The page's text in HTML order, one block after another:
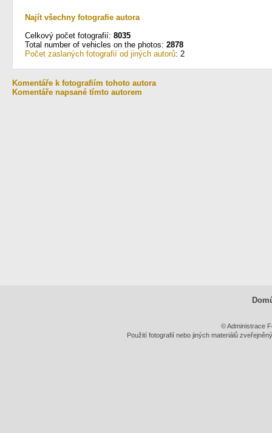
Najít všechny fotografie autora
Celkový počet fotografií: 8035
Total number of vehicles on the photos: 2878
Počet zaslaných fotografií od jiných autorů: 2
Komentáře k fotografiím tohoto autora
Komentáře napsané tímto autorem
© Administrace
Použití fotografií nebo jiných materiálů